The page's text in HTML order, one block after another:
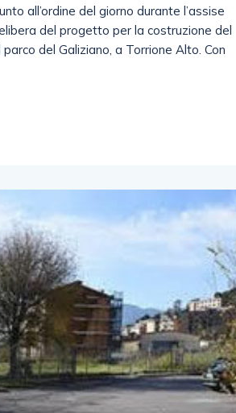
all’ordine del giorno durante l’assise
del progetto per la costruzione del
del Galiziano, a Torrione Alto. Con